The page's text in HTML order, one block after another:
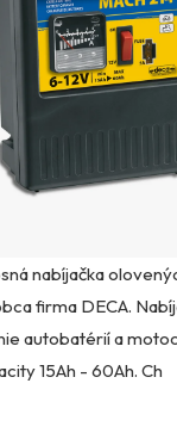
nabíjačka
firma DECA.
autobatérií a
15Ah - 60Ah. Ch